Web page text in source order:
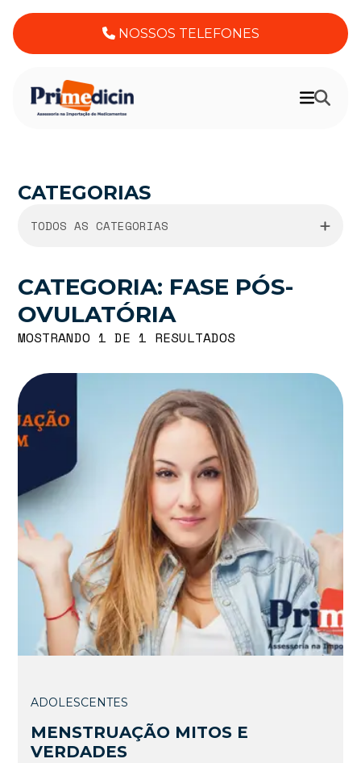
NOSSOS TELEFONES
CATEGORIAS
TODOS AS CATEGORIAS
CATEGORIA: FASE PÓS-
OVULATÓRIA
MOSTRANDO 1 DE 1 RESULTADOS
ADOLESCENTES
MENSTRUAÇÃO MITOS E
VERDADES